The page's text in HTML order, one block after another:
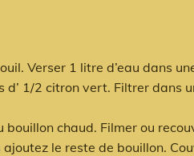
Verser 1 litre d’eau dans
1/2 citron vert. Filtrer dans
chaud. Filmer ou
le reste de bouillon.